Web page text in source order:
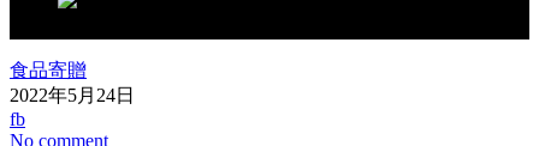
食品寄贈
2022年5月24日
fb
No comment